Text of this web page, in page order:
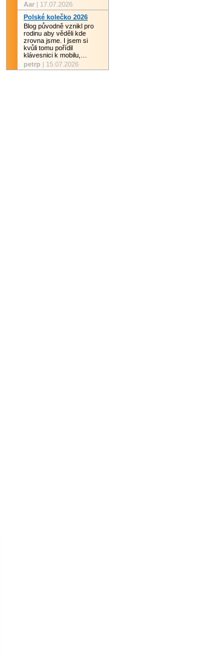
Aar | 17.07.2026
Polské kolečko 2026
Blog původně vznikl pro
rodinu aby věděli kde
zrovna jsme. I jsem si
kvůli tomu pořídil
klávesnici k mobilu,…
petrp | 15.07.2026